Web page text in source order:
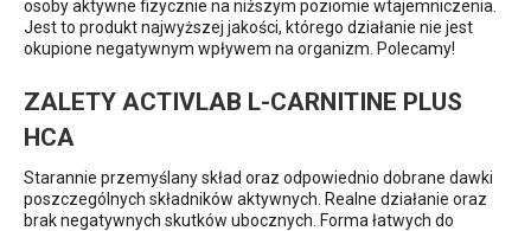
osoby aktywne fizycznie na niższym poziomie wtajemniczenia.
Jest to produkt najwyższej jakości, którego działanie nie jest
okupione negatywnym wpływem na organizm. Polecamy!
ZALETY ACTIVLAB L-CARNITINE PLUS
HCA
Starannie przemyślany skład oraz odpowiednio dobrane dawki
poszczególnych składników aktywnych. Realne działanie oraz
brak negatywnych skutków ubocznych. Forma łatwych do